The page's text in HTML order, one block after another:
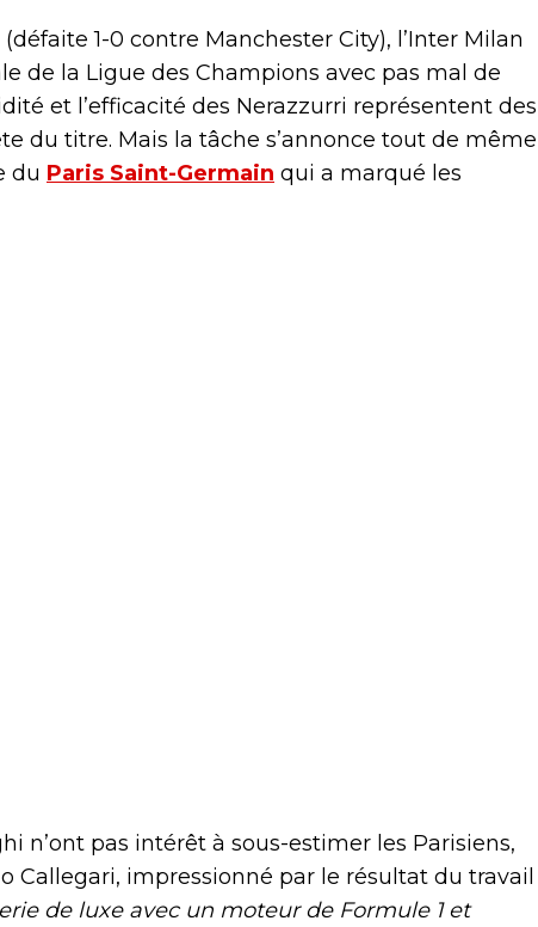
1-0 contre Manchester City), l’Inter Milan
de la Ligue des Champions avec pas mal de
et l’efficacité des Nerazzurri représentent des
du titre. Mais la tâche s’annonce tout de même
du Paris Saint-Germain qui a marqué les
n’ont pas intérêt à sous-estimer les Parisiens,
Callegari, impressionné par le résultat du travail
de luxe avec un moteur de Formule 1 et